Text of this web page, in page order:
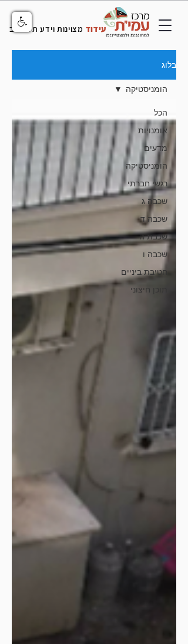
עידוד מצוינות וידע תל אביב
בלוג
הכל
אומנויות
מדעים
הומניסטיקה
רגשי חברתי
שכבה ג
שכבה ד
שכבת ה
שכבה ו
חטיבת ביניים
תוכן חיצוני
הומניסטיקה